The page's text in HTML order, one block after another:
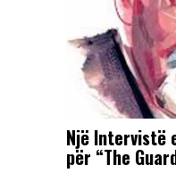
Një Intervistë
për “The